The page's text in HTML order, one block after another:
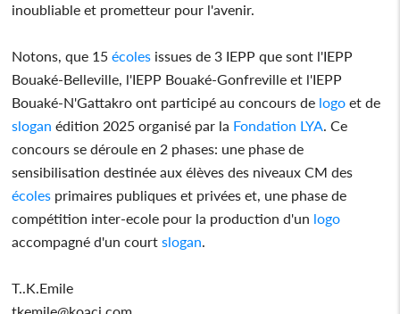
inoubliable et prometteur pour l'avenir.
Notons, que 15 écoles issues de 3 IEPP que sont l'IEPP
Bouaké-Belleville, l'IEPP Bouaké-Gonfreville et l'IEPP
Bouaké-N'Gattakro ont participé au concours de logo et de
slogan édition 2025 organisé par la Fondation LYA. Ce
concours se déroule en 2 phases: une phase de
sensibilisation destinée aux élèves des niveaux CM des
écoles primaires publiques et privées et, une phase de
compétition inter-ecole pour la production d'un logo
accompagné d'un court slogan.
T..K.Emile